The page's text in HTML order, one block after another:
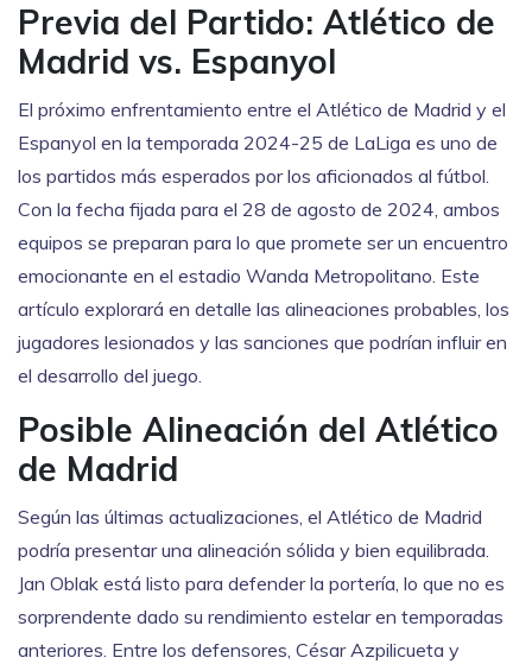
Previa del Partido: Atlético de
Madrid vs. Espanyol
El próximo enfrentamiento entre el Atlético de Madrid y el
Espanyol en la temporada 2024-25 de LaLiga es uno de
los partidos más esperados por los aficionados al fútbol.
Con la fecha fijada para el 28 de agosto de 2024, ambos
equipos se preparan para lo que promete ser un encuentro
emocionante en el estadio Wanda Metropolitano. Este
artículo explorará en detalle las alineaciones probables, los
jugadores lesionados y las sanciones que podrían influir en
el desarrollo del juego.
Posible Alineación del Atlético
de Madrid
Según las últimas actualizaciones, el Atlético de Madrid
podría presentar una alineación sólida y bien equilibrada.
Jan Oblak está listo para defender la portería, lo que no es
sorprendente dado su rendimiento estelar en temporadas
anteriores. Entre los defensores, César Azpilicueta y